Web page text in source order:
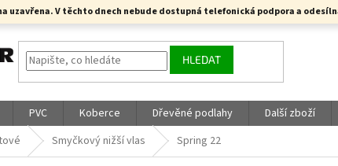
uzavřena. V těchto dnech nebude dostupná telefonická podpora a
HLEDAT
PVC Koberce Dřevěné podlahy Další zboží
Smyčkový nižší vlas Spring 22